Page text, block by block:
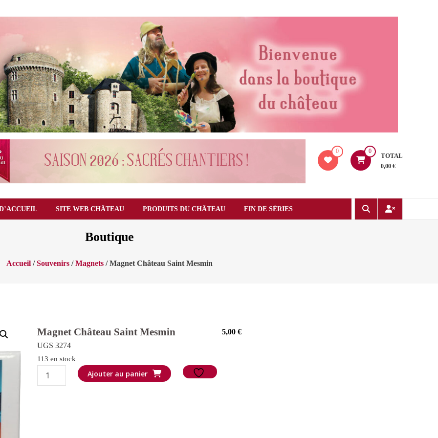
0 0
TOTAL
0,00 €
SITE WEB CHÂTEAU PRODUITS DU CHÂTEAU FIN DE SÉRIES
Boutique
Accueil /Souvenirs /Magnets / Magnet Château Saint Mesmin
Magnet Château Saint Mesmin 5,00 €
UGS 3274
113 en stock
quantité
de
Ajouter au panier